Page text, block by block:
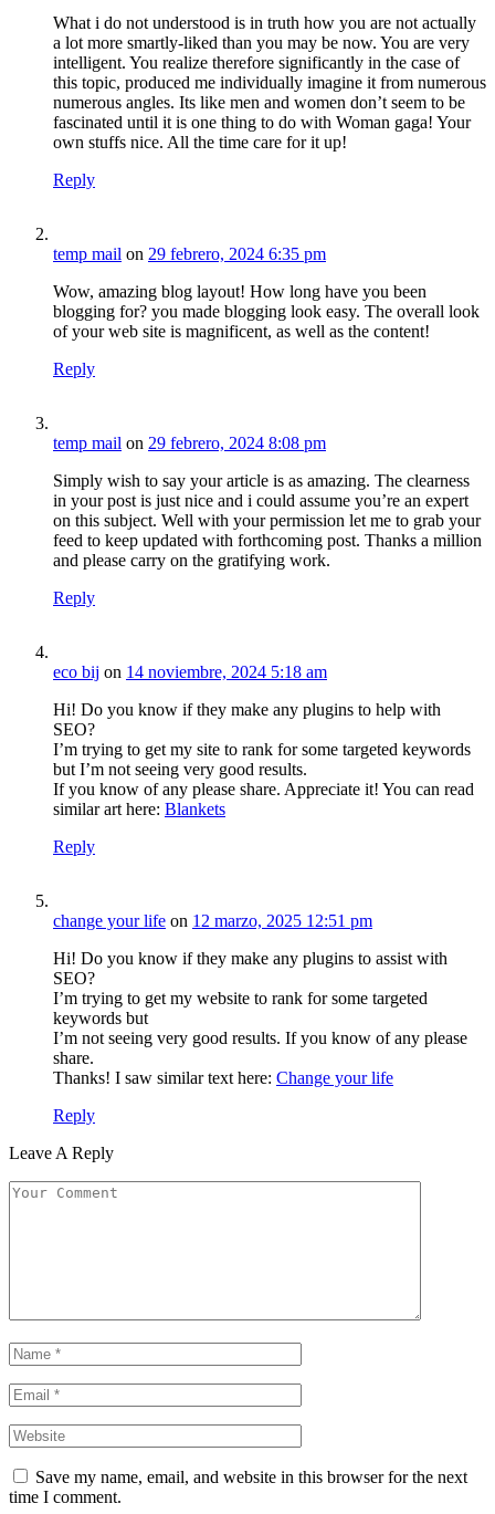
What i do not understood is in truth how you are not actually
a lot more smartly-liked than you may be now. You are very
intelligent. You realize therefore significantly in the case of
this topic, produced me individually imagine it from numerous
numerous angles. Its like men and women don’t seem to be
fascinated until it is one thing to do with Woman gaga! Your
own stuffs nice. All the time care for it up!
Reply
temp mail on 29 febrero, 2024 6:35 pm
Wow, amazing blog layout! How long have you been
blogging for? you made blogging look easy. The overall look
of your web site is magnificent, as well as the content!
Reply
temp mail on 29 febrero, 2024 8:08 pm
Simply wish to say your article is as amazing. The clearness
in your post is just nice and i could assume you’re an expert
on this subject. Well with your permission let me to grab your
feed to keep updated with forthcoming post. Thanks a million
and please carry on the gratifying work.
Reply
eco bij on 14 noviembre, 2024 5:18 am
Hi! Do you know if they make any plugins to help with
SEO?
I’m trying to get my site to rank for some targeted keywords
but I’m not seeing very good results.
If you know of any please share. Appreciate it! You can read
similar art here: Blankets
Reply
change your life on 12 marzo, 2025 12:51 pm
Hi! Do you know if they make any plugins to assist with
SEO?
I’m trying to get my website to rank for some targeted
keywords but
I’m not seeing very good results. If you know of any please
share.
Thanks! I saw similar text here: Change your life
Reply
Leave A Reply
Save my name, email, and website in this browser for the next
time I comment.